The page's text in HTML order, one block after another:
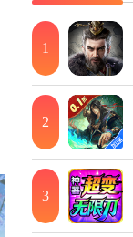
1
2
3